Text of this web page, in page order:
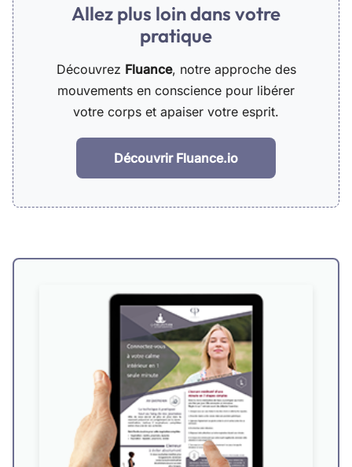
Allez plus loin dans votre
pratique
Découvrez Fluance, notre approche des
mouvements en conscience pour libérer
votre corps et apaiser votre esprit.
Découvrir Fluance.io